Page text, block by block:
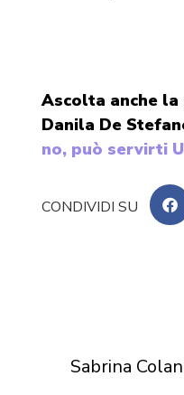
Ascolta anche
Danila De
no, può servirti
Sabrina